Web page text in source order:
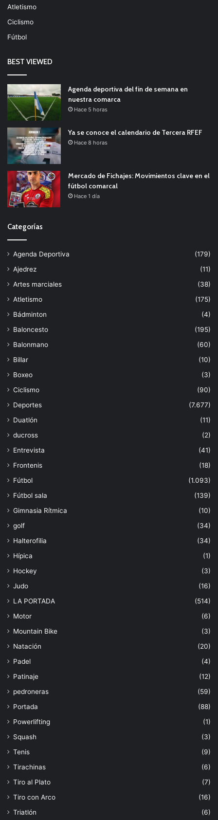
Atletismo
Ciclismo
Fútbol
BEST VIEWED
Agenda deportiva del fin de semana en
nuestra comarca
Hace 5 horas
Ya se conoce el calendario de Tercera RFEF
Hace 8 horas
Mercado de Fichajes: Movimientos clave en el
fútbol comarcal
Hace 1 día
Categorías
Agenda Deportiva
(179)
Ajedrez
(11)
Artes marciales
(38)
Atletismo
(175)
Bádminton
(4)
Baloncesto
(195)
Balonmano
(60)
Billar
(10)
Boxeo
(3)
Ciclismo
(90)
Deportes
(7.677)
Duatlón
(11)
ducross
(2)
Entrevista
(41)
Frontenis
(18)
Fútbol
(1.093)
Fútbol sala
(139)
Gimnasia Rítmica
(10)
golf
(34)
Halterofilia
(34)
Hípica
(1)
Hockey
(3)
Judo
(16)
LA PORTADA
(514)
Motor
(6)
Mountain Bike
(3)
Natación
(20)
Padel
(4)
Patinaje
(12)
pedroneras
(59)
Portada
(88)
Powerlifting
(1)
Squash
(3)
Tenis
(9)
Tirachinas
(6)
Tiro al Plato
(7)
Tiro con Arco
(16)
Triatlón
(6)